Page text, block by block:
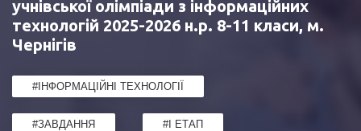
учнівської олімпіади з інформаційних
технологій 2025-2026 н.р. 8-11 класи, м.
Чернігів
#ІНФОРМАЦІЙНІ ТЕХНОЛОГІЇ
#ЗАВДАННЯ #I ЕТАП